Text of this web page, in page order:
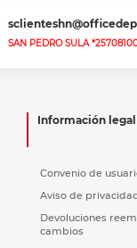
SAN PEDRO SULA
Información legal
Convenio de
Aviso de
Devoluciones
cambios